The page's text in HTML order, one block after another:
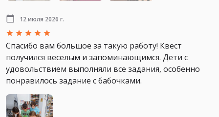
12 июля 2026 г.
Спасибо вам большое за такую работу! Квест
получился веселым и запоминающимся. Дети с
удовольствием выполняли все задания, особенно
понравилось задание с бабочками.